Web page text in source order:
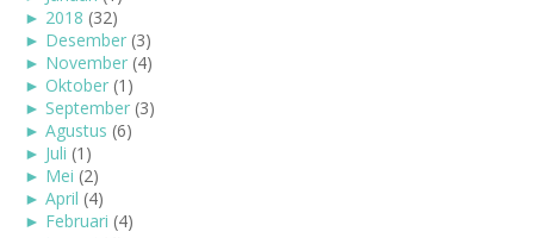
► 2018 (32)
► Desember (3)
► November (4)
► Oktober (1)
► September (3)
► Agustus (6)
► Juli (1)
► Mei (2)
► April (4)
► Februari (4)